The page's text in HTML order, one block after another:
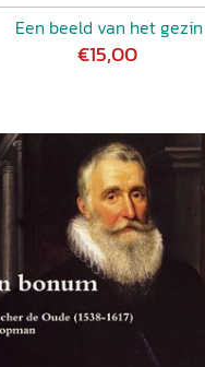
Een beeld van het gezin
€15,00